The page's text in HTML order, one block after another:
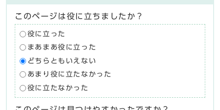
このページは役に立ちましたか？
役に立った
まあまあ役に立った
どちらともいえない
あまり役に立たなかった
役に立たなかった